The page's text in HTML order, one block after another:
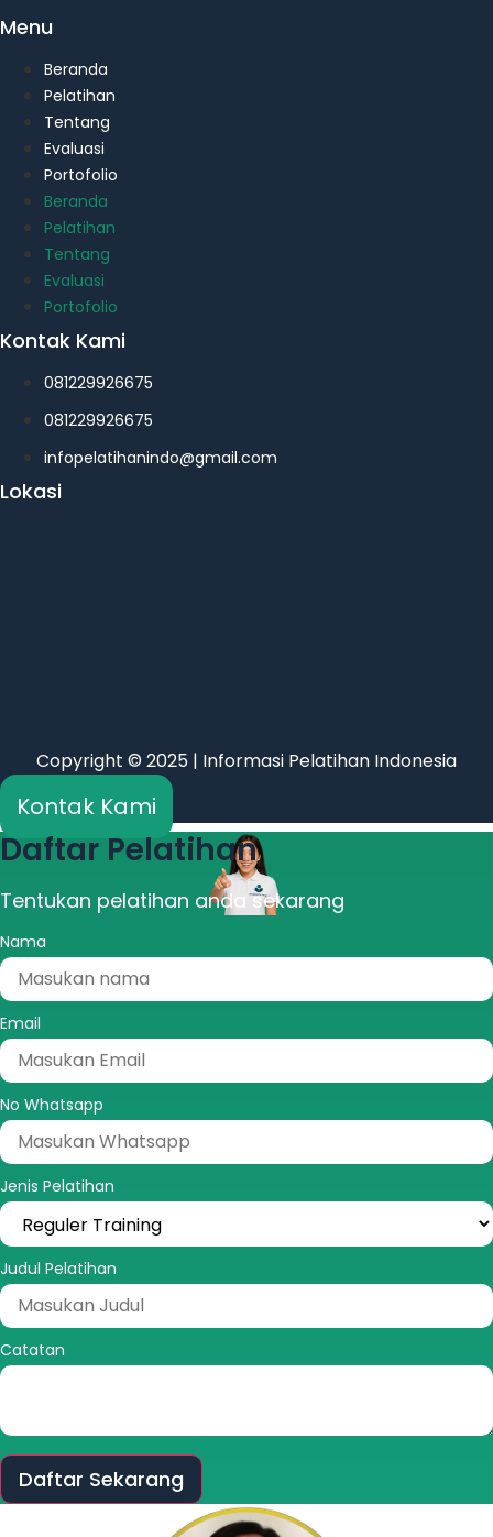
Menu
Beranda
Pelatihan
Tentang
Evaluasi
Portofolio
Beranda
Pelatihan
Tentang
Evaluasi
Portofolio
Kontak Kami
081229926675
081229926675
infopelatihanindo@gmail.com
Lokasi
Copyright © 2025 | Informasi Pelatihan Indonesia
Kontak Kami
Daftar Pelatihan
Tentukan pelatihan anda sekarang
Nama
Email
No Whatsapp
Jenis Pelatihan
Judul Pelatihan
Catatan
Daftar Sekarang